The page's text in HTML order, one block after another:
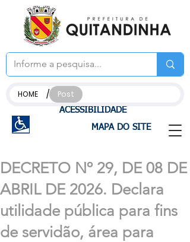
ACESSIBILIDADE
MAPA DO SITE
HOME / Post
DECRETO Nº 29, DE 08 DE
ABRIL DE 2026. Declara
utilidade pública para fins
de servidão, área para